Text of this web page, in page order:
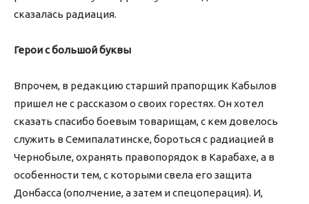
сказалась радиация.
Герои с большой буквы
Впрочем, в редакцию старший прапорщик Кабылов
пришел не с рассказом о своих горестях. Он хотел
сказать спасибо боевым товарищам, с кем довелось
служить в Семипалатинске, бороться с радиацией в
Чернобыле, охранять правопорядок в Карабахе, а в
особенности тем, с которыми свела его защита
Донбасса (ополчение, а затем и спецоперация). И,